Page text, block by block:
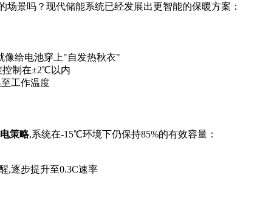
景吗？现代储能系统已经发展出更智能的保暖方案：
像给电池穿上"自发热秋衣"
控制在±2℃以内
工作温度
策略,系统在-15℃环境下仍保持85%的有效容量：
,逐步提升至0.3C速率